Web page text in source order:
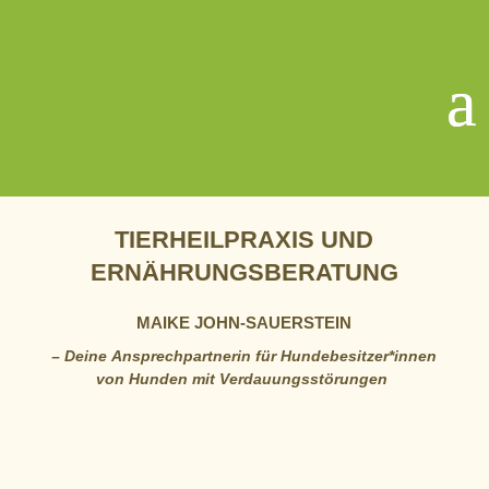
TIERHEILPRAXIS UND
ERNÄHRUNGSBERATUNG
MAIKE JOHN-SAUERSTEIN
– Deine Ansprechpartnerin für Hundebesitzer*innen
von Hunden mit Verdauungsstörungen